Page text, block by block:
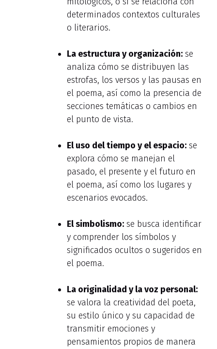
determinados contextos culturales
o literarios.
La estructura y organización: se
analiza cómo se distribuyen las
estrofas, los versos y las pausas en
el poema, así como la presencia de
secciones temáticas o cambios en
el punto de vista.
El uso del tiempo y el espacio: se
explora cómo se manejan el
pasado, el presente y el futuro en
el poema, así como los lugares y
escenarios evocados.
El simbolismo: se busca identificar
y comprender los símbolos y
significados ocultos o sugeridos en
el poema.
La originalidad y la voz personal:
se valora la creatividad del poeta,
su estilo único y su capacidad de
transmitir emociones y
pensamientos propios de manera